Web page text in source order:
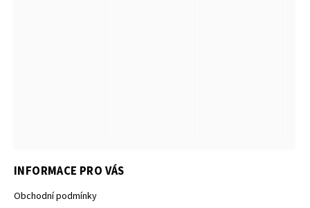
INFORMACE PRO VÁS
Obchodní podmínky